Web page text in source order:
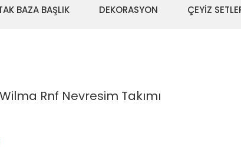
BAZA BAŞLIK DEKORASYON ÇEYİZ
Rnf Nevresim Takımı